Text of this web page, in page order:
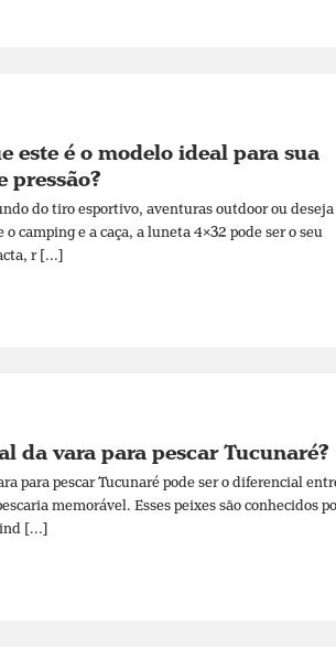
este é o modelo ideal para sua
pressão?
do tiro esportivo, aventuras outdoor ou deseja
camping e a caça, a luneta 4×32 pode ser o seu
r [...]
da vara para pescar Tucunaré?
para pescar Tucunaré pode ser o diferencial
memorável. Esses peixes são conhecidos
[...]